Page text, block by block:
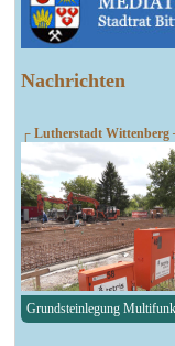
Nachrichten
┌ Lutherstadt Wittenberg
Grundsteinlegung